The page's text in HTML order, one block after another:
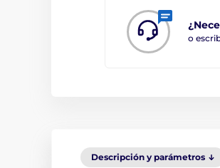
o
Descripción y parámetros